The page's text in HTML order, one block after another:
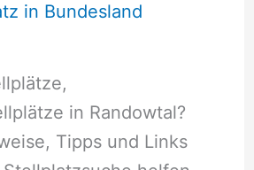
in Bundesland
in Randowtal?
Tipps und Links